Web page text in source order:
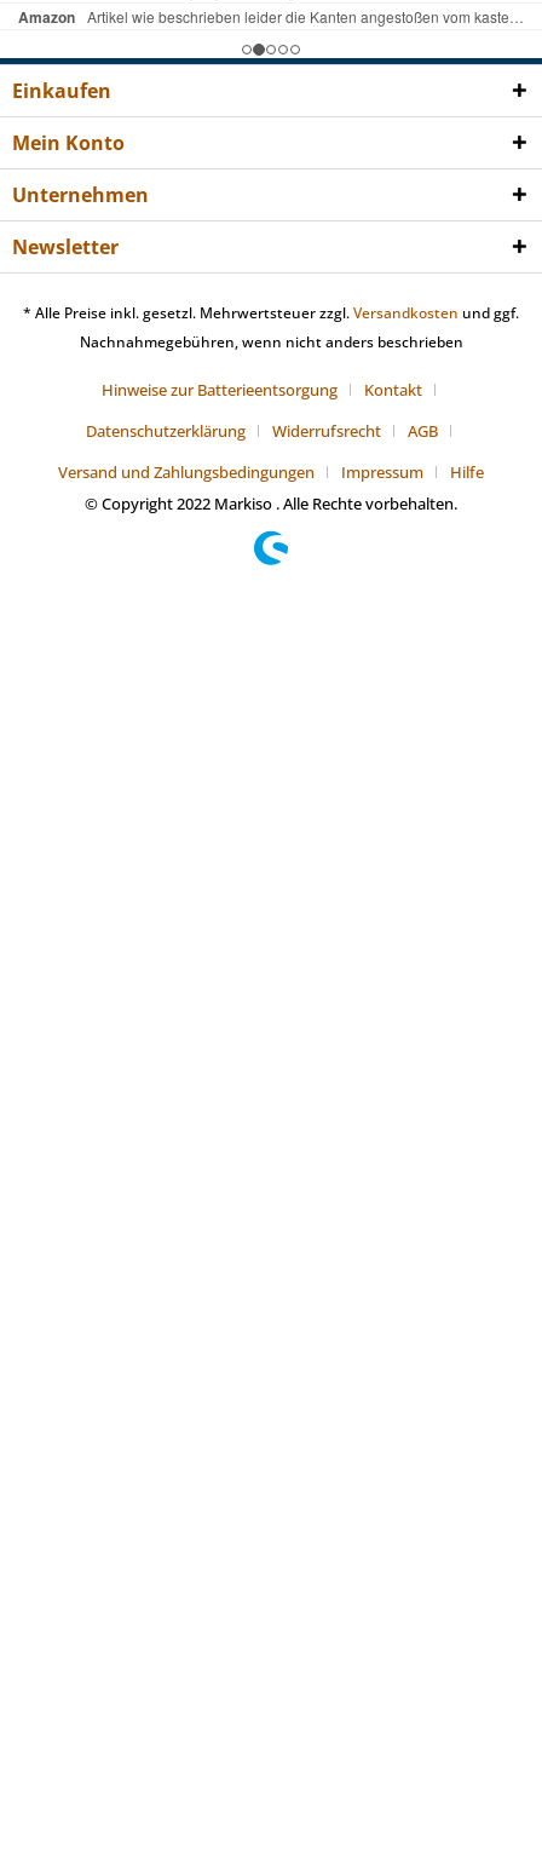
Einkaufen
Mein Konto
Unternehmen
Newsletter
* Alle Preise inkl. gesetzl. Mehrwertsteuer zzgl.Versandkosten und ggf.
Nachnahmegebühren, wenn nicht anders beschrieben
Hinweise zur Batterieentsorgung
Kontakt
Datenschutzerklärung
Widerrufsrecht
AGB
Versand und Zahlungsbedingungen
Impressum
Hilfe
© Copyright 2022 Markiso . Alle Rechte vorbehalten.